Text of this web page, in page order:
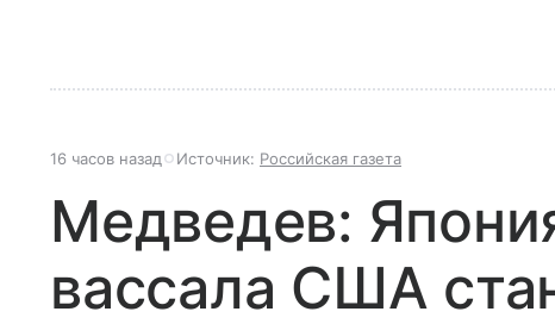
16 часов назад Источник: Российская газета
Медведев:
вассала США